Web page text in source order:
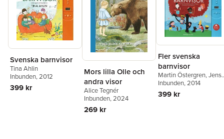
Svenska barnvisor
Tina Ahlin
Inbunden, 2012
399 kr
Mors lilla Olle och
andra visor
Alice Tegnér
Inbunden, 2024
269 kr
Fler svenska
barnvisor
Martin Östergren,Jens
Magnusson
Inbunden, 2014
399 kr